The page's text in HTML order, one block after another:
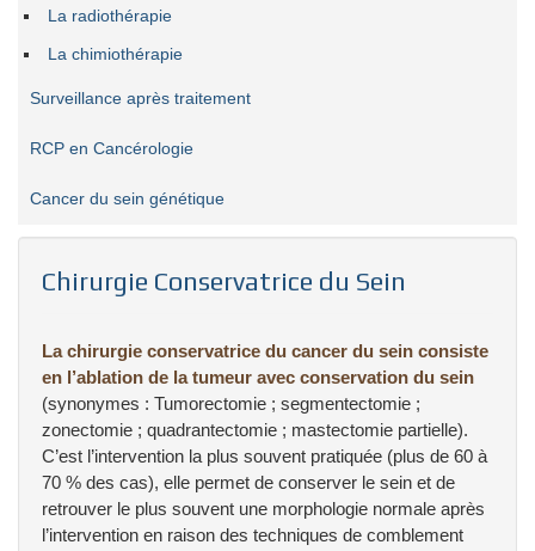
La radiothérapie
La chimiothérapie
Surveillance après traitement
RCP en Cancérologie
Cancer du sein génétique
Chirurgie Conservatrice du Sein
La chirurgie conservatrice du cancer du sein consiste
en l’ablation de la tumeur avec conservation du sein
(synonymes : Tumorectomie ; segmentectomie ;
zonectomie ; quadrantectomie ; mastectomie partielle).
C’est l’intervention la plus souvent pratiquée (plus de 60 à
70 % des cas), elle permet de conserver le sein et de
retrouver le plus souvent une morphologie normale après
l’intervention en raison des techniques de comblement